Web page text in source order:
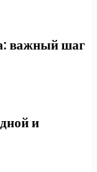
важный шаг
и